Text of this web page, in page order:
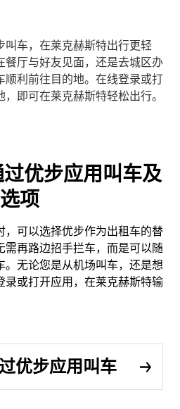
叫车，在莱克赫斯特出行更轻
餐厅与好友见面，还是去城区办
顺利前往目的地。在线登录或打
即可在莱克赫斯特轻松出行。
优步应用叫车及
项
，可以选择优步作为出租车的替
需再路边招手拦车，而是可以随
。无论您是从机场叫车，还是想
录或打开应用，在莱克赫斯特输
优步应用叫车